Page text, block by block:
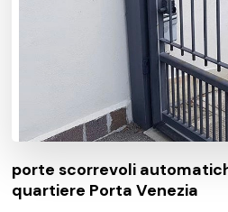
porte scorrevoli
quartiere Porta Venezia